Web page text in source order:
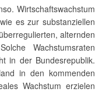
Wirtschaftswachstum
es zur substanziellen
alternden
Wachstumsraten
in der Bundesrepublik.
in den kommenden
Wachstum erzielen